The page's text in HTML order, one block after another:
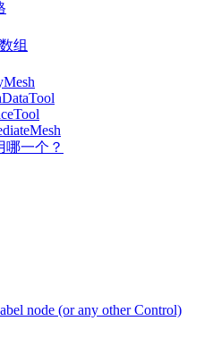
组
哪一个？
node (or any other Control)